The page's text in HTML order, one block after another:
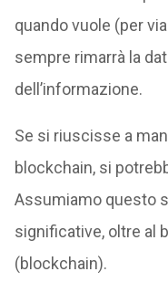
quando vuole (per
sempre rimarrà la
dell’informazione.
Se si riuscisse a
blockchain, si
Assumiamo questo
significative, oltre al
(blockchain).